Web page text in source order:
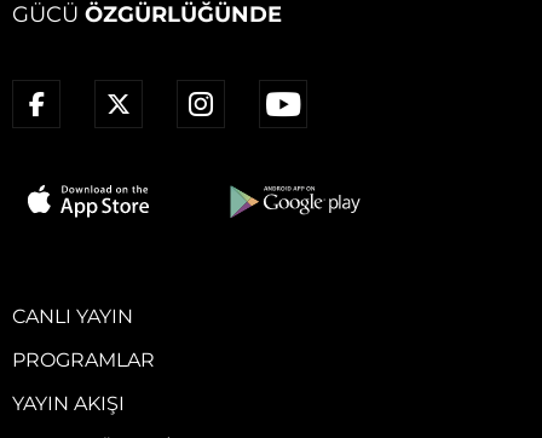
GÜCÜ ÖZGÜRLÜĞÜNDE
CANLI YAYIN
PROGRAMLAR
YAYIN AKIŞI